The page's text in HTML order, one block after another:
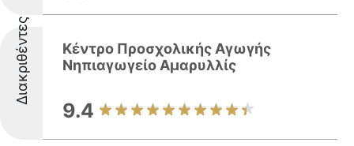
Διακριθέντες
Κέντρο Προσχολικής Αγωγής
Νηπιαγωγείο Αμαρυλλίς
9.4